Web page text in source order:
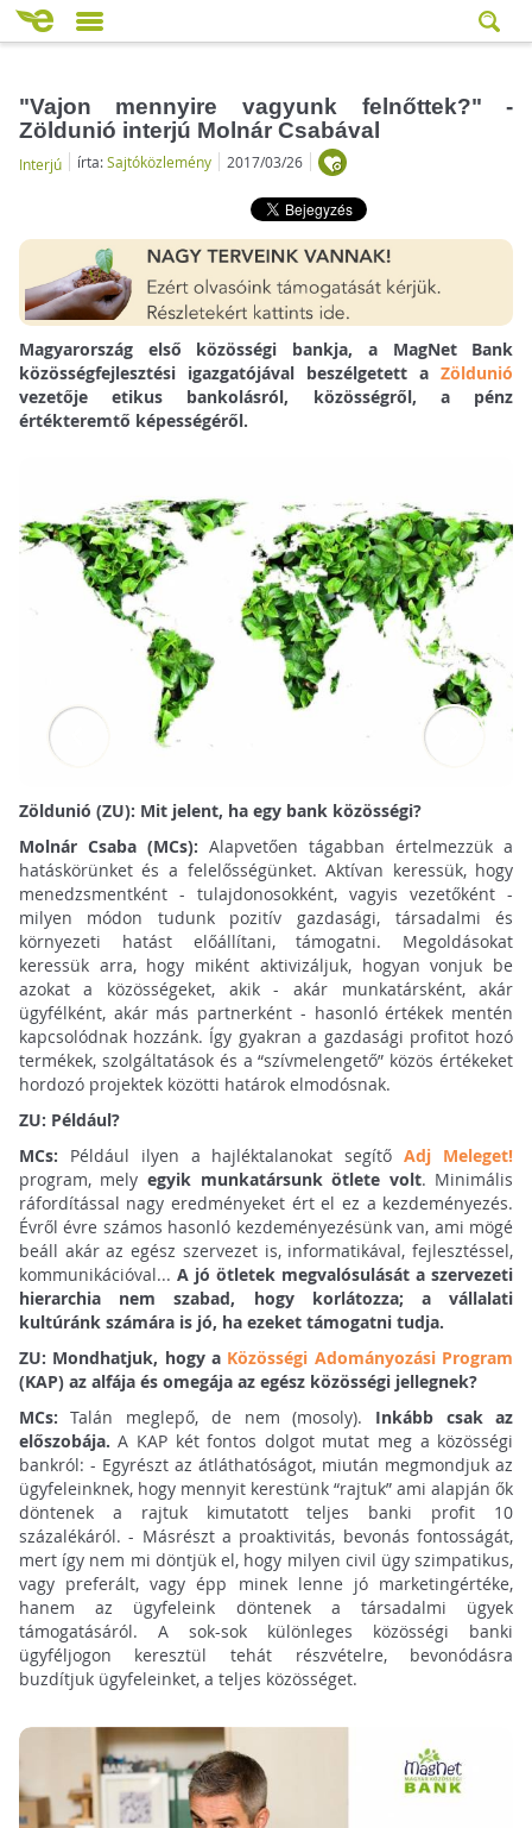
"Vajon mennyire vagyunk felnőttek?" -
Zöldunió interjú Molnár Csabával
Interjú írta:Sajtóközlemény 2017/03/26
Magyarország első közösségi bankja, a MagNet Bank
közösségfejlesztési igazgatójával beszélgetett aZöldunió
vezetője etikus bankolásról, közösségről, a pénz
értékteremtő képességéről.
Zöldunió (ZU): Mit jelent, ha egy bank közösségi?
Molnár Csaba (MCs): Alapvetően tágabban értelmezzük a
hatáskörünket és a felelősségünket. Aktívan keressük, hogy
menedzsmentként - tulajdonosokként, vagyis vezetőként -
milyen módon tudunk pozitív gazdasági, társadalmi és
környezeti hatást előállítani, támogatni. Megoldásokat
keressük arra, hogy miként aktivizáljuk, hogyan vonjuk be
azokat a közösségeket, akik - akár munkatársként, akár
ügyfélként, akár más partnerként - hasonló értékek mentén
kapcsolódnak hozzánk. Így gyakran a gazdasági profitot hozó
termékek, szolgáltatások és a “szívmelengető” közös értékeket
hordozó projektek közötti határok elmodósnak.
ZU: Például?
MCs: Például ilyen a hajléktalanokat segítőAdj Meleget!
program, mely egyik munkatársunk ötlete volt. Minimális
ráfordítással nagy eredményeket ért el ez a kezdeményezés.
Évről évre számos hasonló kezdeményezésünk van, ami mögé
beáll akár az egész szervezet is, informatikával, fejlesztéssel,
kommunikációval... A jó ötletek megvalósulását a szervezeti
hierarchia nem szabad, hogy korlátozza; a vállalati
kultúránk számára is jó, ha ezeket támogatni tudja.
ZU: Mondhatjuk, hogy a Közösségi Adományozási Program
(KAP) az alfája és omegája az egész közösségi jellegnek?
MCs:Talán meglepő, de nem (mosoly). Inkább csak az
előszobája.A KAP két fontos dolgot mutat meg a közösségi
bankról: - Egyrészt az átláthatóságot, miután megmondjuk az
ügyfeleinknek, hogy mennyit kerestünk “rajtuk” ami alapján ők
döntenek a rajtuk kimutatott teljes banki profit 10
százalékáról. - Másrészt a proaktivitás, bevonás fontosságát,
mert így nem mi döntjük el, hogy milyen civil ügy szimpatikus,
vagy preferált, vagy épp minek lenne jó marketingértéke,
hanem az ügyfeleink döntenek a társadalmi ügyek
támogatásáról. A sok-sok különleges közösségi banki
ügyféljogon keresztül tehát részvételre, bevonódásra
buzdítjuk ügyfeleinket, a teljes közösséget.